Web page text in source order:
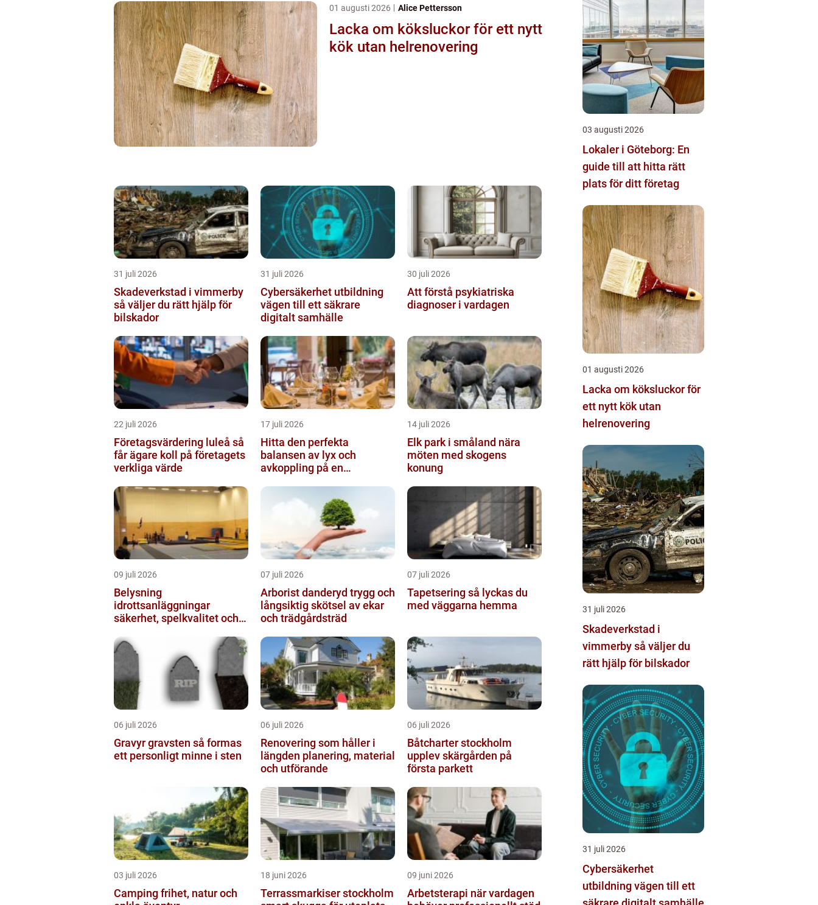
01 augusti 2026 Alice Pettersson
Lacka om köksluckor för ett nytt
kök utan helrenovering
31 juli 2026
Skadeverkstad i vimmerby
så väljer du rätt hjälp för
bilskador
31 juli 2026
Cybersäkerhet utbildning
vägen till ett säkrare
digitalt samhälle
30 juli 2026
Att förstå psykiatriska
diagnoser i vardagen
22 juli 2026
Företagsvärdering luleå så
får ägare koll på företagets
verkliga värde
17 juli 2026
Hitta den perfekta
balansen av lyx och
avkoppling på en
14 juli 2026
Elk park i småland nära
möten med skogens
konung
09 juli 2026
Belysning
idrottsanläggningar
säkerhet, spelkvalitet och
07 juli 2026
Arborist danderyd trygg och
långsiktig skötsel av ekar
och trädgårdsträd
07 juli 2026
Tapetsering så lyckas du
med väggarna hemma
06 juli 2026
Gravyr gravsten så formas
ett personligt minne i sten
06 juli 2026
Renovering som håller i
längden planering, material
och utförande
06 juli 2026
Båtcharter stockholm
upplev skärgården på
första parkett
03 juli 2026
Camping frihet, natur och
18 juni 2026
Terrassmarkiser stockholm
09 juni 2026
Arbetsterapi när vardagen
03 augusti 2026
Lokaler i Göteborg: En
guide till att hitta rätt
plats för ditt företag
01 augusti 2026
Lacka om köksluckor för
ett nytt kök utan
helrenovering
31 juli 2026
Skadeverkstad i
vimmerby så väljer du
rätt hjälp för bilskador
31 juli 2026
Cybersäkerhet
utbildning vägen till ett